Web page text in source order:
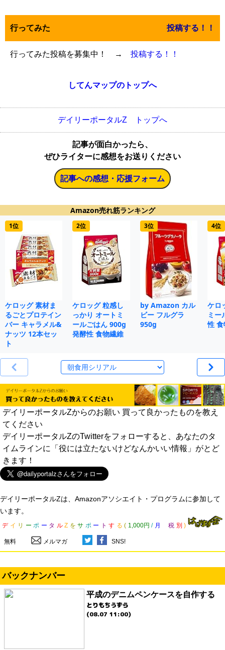
行ってみた 投稿する！！
行ってみた投稿を募集中！ → 投稿する！！
してんマップのトップへ
デイリーポータルZ トップへ
記事が面白かったら、
ぜひライターに感想をお送りください
記事への感想・応援フォーム
Amazon売れ筋ランキング
1位
ケロッグ 素材ま
るごとプロテイン
バー キャラメル&
ナッツ 12本セッ
ト
2位
ケロッグ 粒感し
っかり オートミ
ールごはん 900g
発酵性 食物繊維
3位
by Amazon カル
ビー フルグラ
950g
4位
ケロ
ミー
性
デイリーポータルZからのお願い 買って良かったものを教え
てください
デイリーポータルZのTwitterをフォローすると、あなたのタ
イムラインに「役には立たないけどなんかいい情報」がとど
きます！
デイリーポータルZは、Amazonアソシエイト・プログラムに参加して
います。
デ イ リ ー ポ ー タ ル Z を サ ポ ー ト す る ( 1,000円 / 月 税 別 )
無料 メルマガ SNS!
バックナンバー
平成のデニムペンケースを自作する
とりもちうずら
(08.07 11:00)